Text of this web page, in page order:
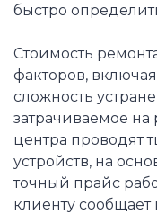
быстро
Стоимость
факторов,
сложность
затрачиваемое
центра проводят
устройств, на
точный прайс
клиенту сообщает